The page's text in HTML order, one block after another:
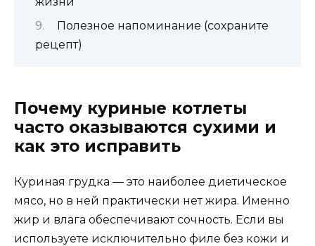
Полезное напоминание (сохраните
рецепт)
Почему куриные котлеты
часто оказываются сухими и
как это исправить
Куриная грудка — это наиболее диетическое
мясо, но в ней практически нет жира. Именно
жир и влага обеспечивают сочность. Если вы
используете исключительно филе без кожи и